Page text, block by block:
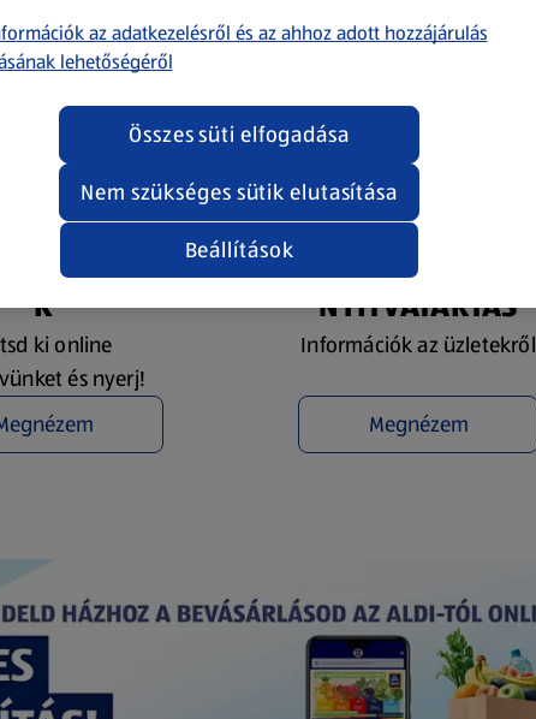
K
ki online
és nyerj!
ÜZLETKERESŐ ÉS
NYITVATARTÁS
Információk az üzletekről
Megnézem
az adatkezelésről és az ahhoz adott hozzájárulás
lehetőségéről
Beállítások
Nem szükséges sütik elutasítása
Összes süti elfogadása